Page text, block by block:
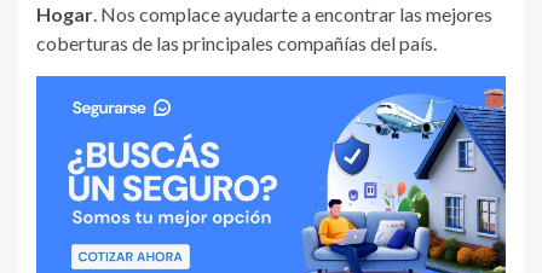
Hogar . Nos complace ayudarte a encontrar las mejores
coberturas de las principales compañías del país.